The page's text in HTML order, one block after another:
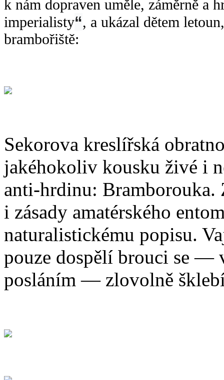
k nám dopraven uměle, záměrně a
imperialisty“, a ukázal dětem
brambořiště:
Sekorova kreslířská
jakéhokoliv kousku živé i
anti-hrdinu: Bramborouka.
i zásady amatérského
naturalistickému popisu.
pouze dospělí brouci se ―
posláním ― zlovolně